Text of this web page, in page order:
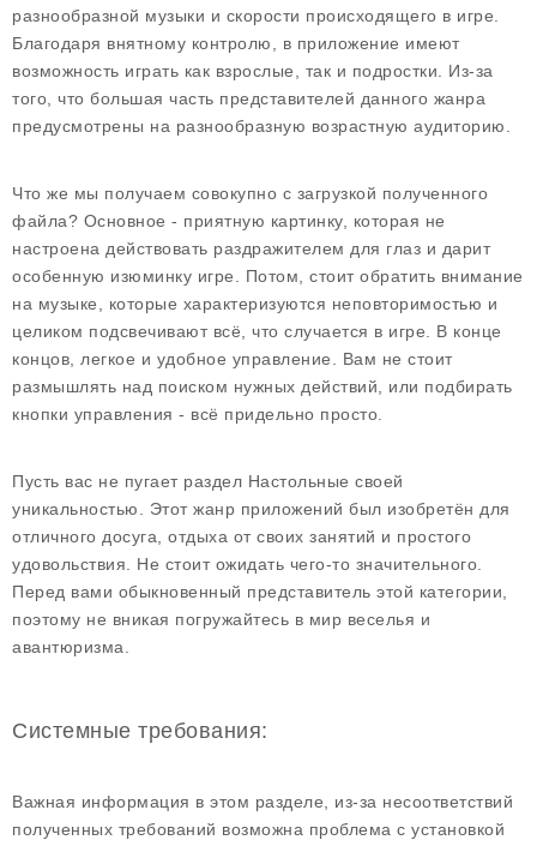
разнообразной музыки и скорости происходящего в игре.
Благодаря внятному контролю, в приложение имеют
возможность играть как взрослые, так и подростки. Из-за
того, что большая часть представителей данного жанра
предусмотрены на разнообразную возрастную аудиторию.
Что же мы получаем совокупно с загрузкой полученного
файла? Основное - приятную картинку, которая не
настроена действовать раздражителем для глаз и дарит
особенную изюминку игре. Потом, стоит обратить внимание
на музыке, которые характеризуются неповторимостью и
целиком подсвечивают всё, что случается в игре. В конце
концов, легкое и удобное управление. Вам не стоит
размышлять над поиском нужных действий, или подбирать
кнопки управления - всё придельно просто.
Пусть вас не пугает раздел Настольные своей
уникальностью. Этот жанр приложений был изобретён для
отличного досуга, отдыха от своих занятий и простого
удовольствия. Не стоит ожидать чего-то значительного.
Перед вами обыкновенный представитель этой категории,
поэтому не вникая погружайтесь в мир веселья и
авантюризма.
Системные требования:
Важная информация в этом разделе, из-за несоответствий
полученных требований возможна проблема с установкой